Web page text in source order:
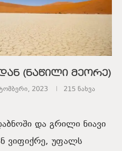
(ნაწილი მეორე)
2023 215 ნახვა
და გრილი ნიავი
ვიფიქრე, უფალს